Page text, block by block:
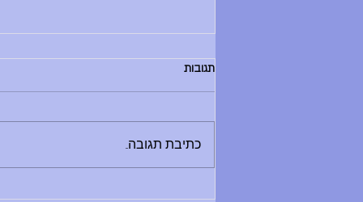
הודעות יום שלישי, 30.6.26
בוקר טוב, - החזרת ספרים לספריה היום
תגובות
כתיבת תגובה...